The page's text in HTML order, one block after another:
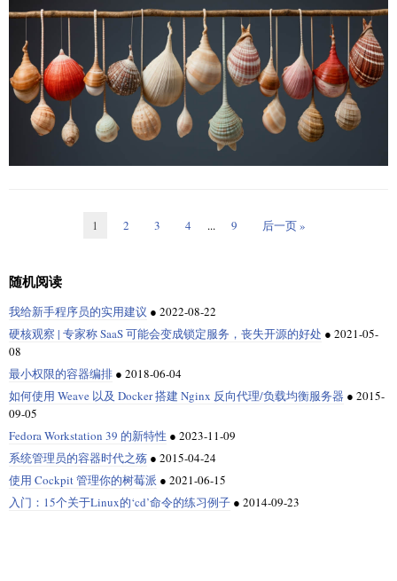
如果你是一个常规的桌面 Linux 用户，这个系列将会帮助你理解在探索各
种软件和修复问题时遇到的大多数 Shell 脚本。你也可以使用它来自动化一
些常见的、重复的任务。
在这个 Bash 脚本教程结束时，你应该可以编写简单的 Bash 脚本。
? 希望你已经拥有 Linux 命令行和编程语言的基础知识。
如果你对 Linux 命令行完全不熟悉，我建议你先掌握基础知识。
解 Linux 文件系统中的路径是如何工作的。
接下来，这个教程系列会给你介绍目录导航和文件操作的基本知识。
终端基础：Linux 终端入门
1、编写你的第一个 Bash Shell 脚本
创建一个名为 hello.sh 的新文件：
这将在终端中打开 nano 编辑器。在其中输入以下几行代码：
#!/bin/bash
如果你运行这个脚本，你会看到以下输出：
Let's use the sum function
请记住，传递给脚本的参数和传递给函数的参数是不同的。
在下面的例子中，我在调用函数时交换了参数。
当你运行这个脚本时，你会看到这样的交换：
$ ./function.sh abhi shek
1st argument to script is abhi and 2nd is shek
1st argument to function is shek and 2nd is abhi
Bash 中的递归函数
一个递归函数会调用它自己。这就是递归的含义。这个梗图可能会帮助你
理解它。
你也可以使用 for num in 1 2 3 4 5 6 7 8 9 10; do ，但是使用括号
扩展使得代码看起来更短且更智能。
{..} 是用于扩展模式的。你使用 {d..h} ，它等同于 d e f g h 。关
于括号扩展的更多信息，可以在这篇文章中找到。
在 Bash 中使用括号扩展
for ((i = 0 ; i < 10 ; i++)); do
#!/bin/bash
for i in "${distros[@]}"; do
    echo $i
如果你运行脚本，它将显示数组中定义的所有发行版：
Ubuntu
以下是可用于数字比较的测试条件运算符：
条件 当满足以下条件时为真
$a -lt $b $a < $b （ $a 小于 $b ）
$a -gt $b $a > $b （ $a 大于 ）
$a -le $b $a 小于等于
如果你要比较字符串，可以使用以下测试条件：
条件
"$a" = "$b" $a 与 $b 相同
"$a" == "$b"
"$a" != "$b" $a 与 $b 不同
-z "$a" $a 为空字符串
文件类型检查也有条件：
条件 当满足以下条件时为真
可以执行这些命令。Shell 理解我们输入的文本 - 将其转换为标记 - 然后在操
作系统上执行这些标记。
不同的 Shell 变种
最初，终端使用了朴素的 Bourne Shell（即 Sh）。多年来，许多不同的
Shell 变种被开发出来和使用。其中一些流行的包括 C Shell（Csh） 和 Korn
Shell（Ksh）。Sh 在一段时间内不再受欢迎，但通过其最新的化身 ——
Bourne Again Shell（Bash），它再次流行起来。
来使用计算机上安装的工具，我们可以使计算机按照我们的意愿工作。一
有 ls 和
在本文中，我们将涵盖与 Bash 相关的几个方面。
更多关于 Shell 的内容
我们中的大多数人都用过像 ls 、
个目录上运行
ls -l
命令时，该目录中的所有子目录和文件都会在屏幕上
列出。如果数量很大，屏幕会滚动。如果终端不支持滚动条（在很多年里
都是如此），则无法查看已滚动过的条目。为了克服这个问题，我们使用
像 more 和 less 这样的命令。它们允许我们逐页查看输出。通常使用的
命令是：
但 Bash Shell 有所不同。字符串没有单独的数据类型。这里一切都是变量。
在 Bash Shell 中可以查找子字符串、替换子字符串、连接字符串以及更多字
符串操作。
在 Bash 基础知识系列的这一部分中，你将学习基本的字符串操作。
在 Bash 中获取字符串长度
让我们从最简单的选项开始。也就是获取字符串的长度。这很简单：
1 2 3 4 ... 9 后一页 »
随机阅读
我给新手程序员的实用建议 ● 2022-08-22
硬核观察 | 专家称 SaaS 可能会变成锁定服务，丧失开源的好处 ● 2021-05-
08
最小权限的容器编排 ● 2018-06-04
如何使用 Weave 以及 Docker 搭建 Nginx 反向代理/负载均衡服务器 ● 2015-
09-05
Fedora Workstation 39 的新特性 ● 2023-11-09
系统管理员的容器时代之殇 ● 2015-04-24
使用 Cockpit 管理你的树莓派 ● 2021-06-15
入门：15个关于Linux的‘cd’命令的练习例子 ● 2014-09-23